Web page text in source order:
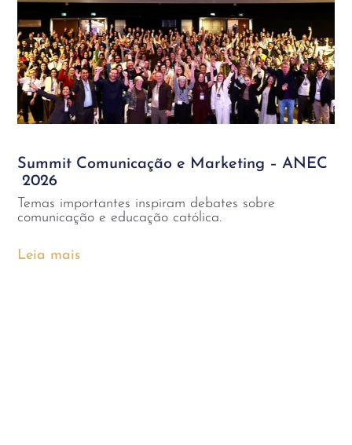
Summit Comunicação e Marketing – ANEC
2026
Temas importantes inspiram debates sobre
comunicação e educação católica.
Leia mais